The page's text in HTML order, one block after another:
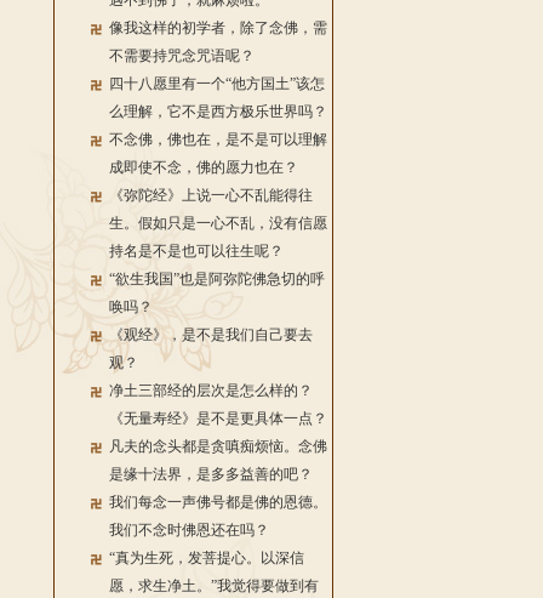
像我这样的初学者，除了念佛，需
不需要持咒念咒语呢？
四十八愿里有一个“他方国土”该怎
么理解，它不是西方极乐世界吗？
不念佛，佛也在，是不是可以理解
成即使不念，佛的愿力也在？
《弥陀经》上说一心不乱能得往
生。假如只是一心不乱，没有信愿
持名是不是也可以往生呢？
“欲生我国”也是阿弥陀佛急切的呼
唤吗？
《观经》，是不是我们自己要去
观？
净土三部经的层次是怎么样的？
《无量寿经》是不是更具体一点？
凡夫的念头都是贪嗔痴烦恼。念佛
是缘十法界，是多多益善的吧？
我们每念一声佛号都是佛的恩德。
我们不念时佛恩还在吗？
“真为生死，发菩提心。以深信
愿，求生净土。”我觉得要做到有